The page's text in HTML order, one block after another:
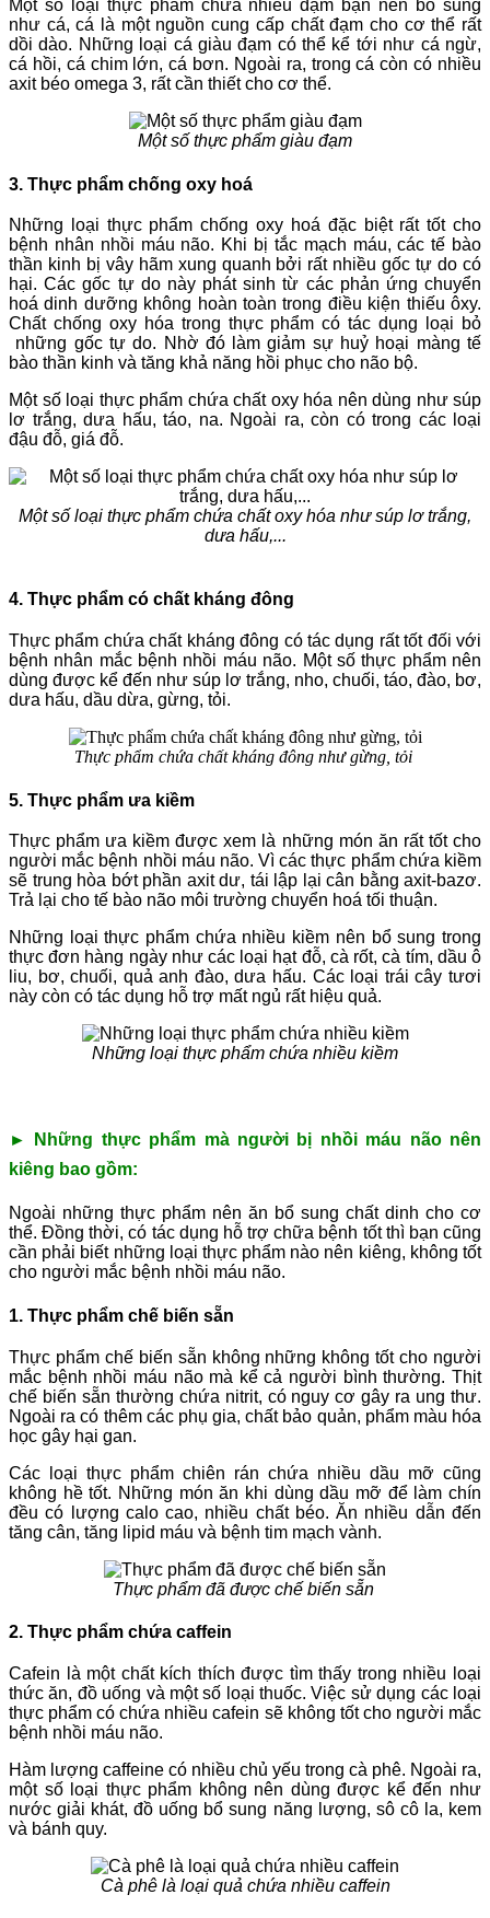
Một số loại thực phẩm chứa nhiều đạm bạn nên bổ sung
như cá, cá là một nguồn cung cấp chất đạm cho cơ thể rất
dồi dào. Những loại cá giàu đạm có thể kể tới như cá ngừ,
cá hồi, cá chim lớn, cá bơn. Ngoài ra, trong cá còn có nhiều
axit béo omega 3, rất cần thiết cho cơ thể.
Một số thực phẩm giàu đạm
3. Thực phẩm chống oxy hoá
Những loại thực phẩm chống oxy hoá đặc biệt rất tốt cho
bệnh nhân nhồi máu não. Khi bị tắc mạch máu, các tế bào
thần kinh bị vây hãm xung quanh bởi rất nhiều gốc tự do có
hại. Các gốc tự do này phát sinh từ các phản ứng chuyển
hoá dinh dưỡng không hoàn toàn trong điều kiện thiếu ôxy.
Chất chống oxy hóa trong thực phẩm có tác dụng loại bỏ
những gốc tự do. Nhờ đó làm giảm sự huỷ hoại màng tế
bào thần kinh và tăng khả năng hồi phục cho não bộ.
Một số loại thực phẩm chứa chất oxy hóa nên dùng như súp
lơ trắng, dưa hấu, táo, na. Ngoài ra, còn có trong các loại
đậu đỗ, giá đỗ.
Một số loại thực phẩm chứa chất oxy hóa như súp lơ trắng,
dưa hấu,...
4. Thực phẩm có chất kháng đông
Thực phẩm chứa chất kháng đông có tác dụng rất tốt đối với
bệnh nhân mắc bệnh nhồi máu não. Một số thực phẩm nên
dùng được kể đến như súp lơ trắng, nho, chuối, táo, đào, bơ,
dưa hấu, dầu dừa, gừng, tỏi.
Thực phẩm chứa chất kháng đông như gừng, tỏi
5. Thực phẩm ưa kiềm
Thực phẩm ưa kiềm được xem là những món ăn rất tốt cho
người mắc bệnh nhồi máu não. Vì các thực phẩm chứa kiềm
sẽ trung hòa bớt phần axit dư, tái lập lại cân bằng axit-bazơ.
Trả lại cho tế bào não môi trường chuyển hoá tối thuận.
Những loại thực phẩm chứa nhiều kiềm nên bổ sung trong
thực đơn hàng ngày như các loại hạt đỗ, cà rốt, cà tím, dầu ô
liu, bơ, chuối, quả anh đào, dưa hấu. Các loại trái cây tươi
này còn có tác dụng hỗ trợ mất ngủ rất hiệu quả.
Những loại thực phẩm chứa nhiều kiềm
► Những thực phẩm mà người bị nhồi máu não nên
kiêng bao gồm:
Ngoài những thực phẩm nên ăn bổ sung chất dinh cho cơ
thể. Đồng thời, có tác dụng hỗ trợ chữa bệnh tốt thì bạn cũng
cần phải biết những loại thực phẩm nào nên kiêng, không tốt
cho người mắc bệnh nhồi máu não.
1. Thực phẩm chế biến sẵn
Thực phẩm chế biến sẵn không những không tốt cho người
mắc bệnh nhồi máu não mà kể cả người bình thường. Thịt
chế biến sẵn thường chứa nitrit, có nguy cơ gây ra ung thư.
Ngoài ra có thêm các phụ gia, chất bảo quản, phẩm màu hóa
học gây hại gan.
Các loại thực phẩm chiên rán chứa nhiều dầu mỡ cũng
không hề tốt. Những món ăn khi dùng dầu mỡ để làm chín
đều có lượng calo cao, nhiều chất béo. Ăn nhiều dẫn đến
tăng cân, tăng lipid máu và bệnh tim mạch vành.
Thực phẩm đã được chế biến sẵn
2. Thực phẩm chứa caffein
Cafein là một chất kích thích được tìm thấy trong nhiều loại
thức ăn, đồ uống và một số loại thuốc. Việc sử dụng các loại
thực phẩm có chứa nhiều cafein sẽ không tốt cho người mắc
bệnh nhồi máu não.
Hàm lượng caffeine có nhiều chủ yếu trong cà phê. Ngoài ra,
một số loại thực phẩm không nên dùng được kể đến như
nước giải khát, đồ uống bổ sung năng lượng, sô cô la, kem
và bánh quy.
Cà phê là loại quả chứa nhiều caffein